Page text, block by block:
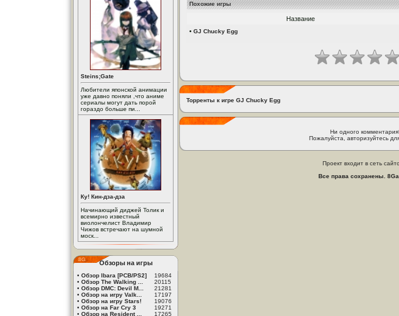
Steins;Gate
Любители японской анимации
уже давно поняли ,что аниме
сериалы могут дать порой
гораздо больше пи...
Ку! Кин-дза-дза
Начинающий диджей Толик и
всемирно известный
виолончелист Владимир
Чижов встречают на шумной
моск...
Обзоры на игры
• Обзор Ibara [PCB/PS2]
19684
• Обзор The Walking ...
20115
• Обзор DMC: Devil M...
21281
• Обзор на игру Valk...
17197
• Обзор на игру Stars!
19076
• Обзор на Far Cry 3
19271
• Обзор на Resident ... 17265
Похожие игры
Название
• GJ Chucky Egg
Торренты к игре GJ Chucky Egg
Ни одного
Пожалуйста, авторизуйтесь
Проект входит в сеть
Все права сохранены.